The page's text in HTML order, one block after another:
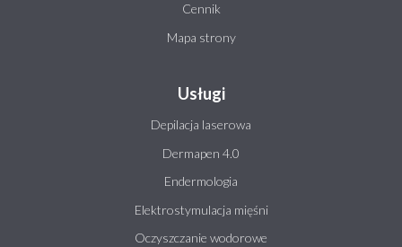
Cennik
Mapa strony
Usługi
Depilacja laserowa
Dermapen 4.0
Endermologia
Elektrostymulacja mięśni
Oczyszczanie wodorowe